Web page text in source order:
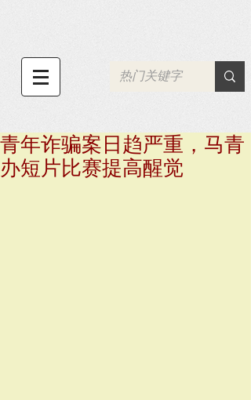
青年诈骗案日趋严重，马青
办短片比赛提高醒觉